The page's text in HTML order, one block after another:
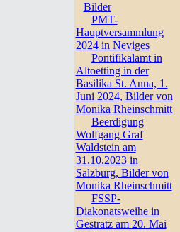
Bilder
PMT-
Hauptversammlung
2024 in Neviges
Pontifikalamt in
Altoetting in der
Basilika St. Anna, 1.
Juni 2024, Bilder von
Monika Rheinschmitt
Beerdigung
Wolfgang Graf
Waldstein am
31.10.2023 in
Salzburg, Bilder von
Monika Rheinschmitt
FSSP-
Diakonatsweihe in
Gestratz am 20. Mai